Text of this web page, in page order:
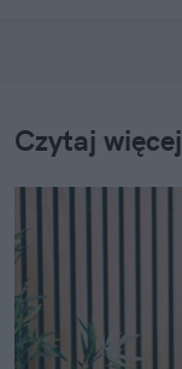
Czytaj więcej